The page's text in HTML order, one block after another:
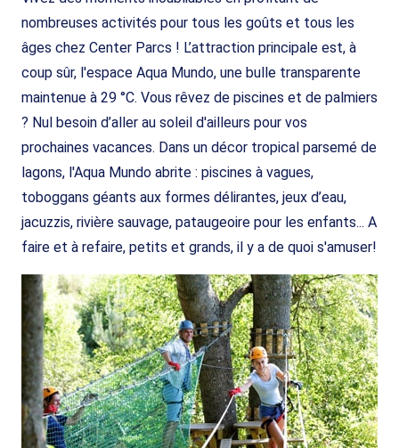
nombreuses activités pour tous les goûts et tous les
âges chez Center Parcs ! L’attraction principale est, à
coup sûr, l'espace Aqua Mundo, une bulle transparente
maintenue à 29 °C. Vous rêvez de piscines et de palmiers
? Nul besoin d’aller au soleil d'ailleurs pour vos
prochaines vacances. Dans un décor tropical parsemé de
lagons, l'Aqua Mundo abrite : piscines à vagues,
toboggans géants aux formes délirantes, jeux d’eau,
jacuzzis, rivière sauvage, pataugeoire pour les enfants... A
faire et à refaire, petits et grands, il y a de quoi s'amuser!